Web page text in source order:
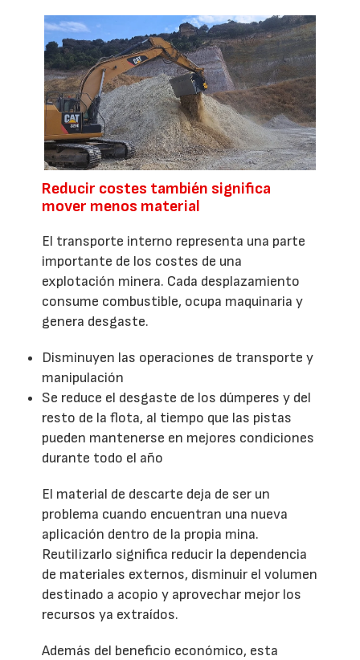
Reducir costes también significa
mover menos material
El transporte interno representa una parte
importante de los costes de una
explotación minera. Cada desplazamiento
consume combustible, ocupa maquinaria y
genera desgaste.
Disminuyen las operaciones de transporte y
manipulación
Se reduce el desgaste de los dúmperes y del
resto de la flota, al tiempo que las pistas
pueden mantenerse en mejores condiciones
durante todo el año
El material de descarte deja de ser un
problema cuando encuentran una nueva
aplicación dentro de la propia mina.
Reutilizarlo significa reducir la dependencia
de materiales externos, disminuir el volumen
destinado a acopio y aprovechar mejor los
recursos ya extraídos.
Además del beneficio económico, esta